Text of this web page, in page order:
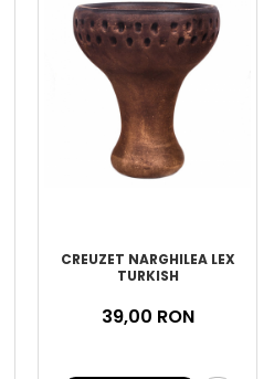
CREUZET NARGHILEA LEX
TURKISH
39,00 RON